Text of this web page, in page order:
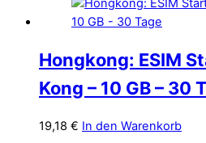
Hongkong: ESIM
Kong – 10 GB – 30
19,18 € In den Warenkorb